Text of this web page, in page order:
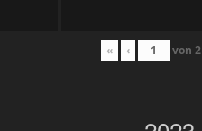
« ‹ von 2